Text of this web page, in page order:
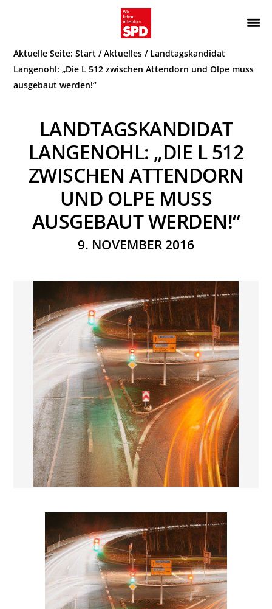
springen
springen
SPD
Leben.
Attendorn.
Aktuelle Seite:Start / Aktuelles /Landtagskandidat
Langenohl: „Die L 512 zwischen Attendorn und Olpe muss
ausgebaut werden!“
LANDTAGSKANDIDAT
LANGENOHL: „DIE L 512
ZWISCHEN ATTENDORN
UND OLPE MUSS
AUSGEBAUT WERDEN!“
9. NOVEMBER 2016